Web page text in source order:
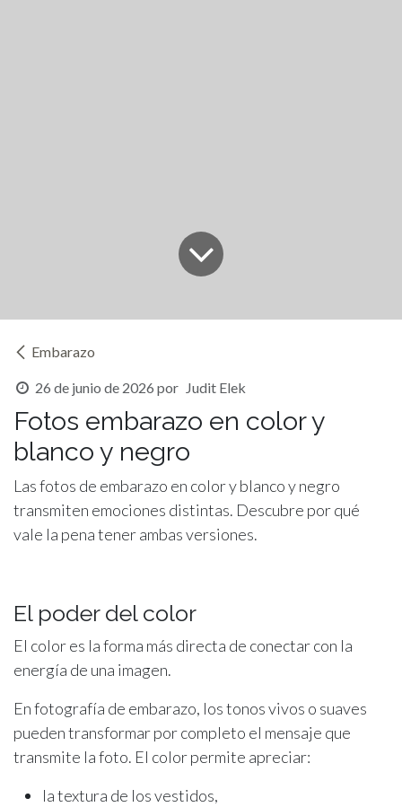
Embarazo
26 de junio de 2026 por Judit Elek
Fotos embarazo en color y
blanco y negro
Las fotos de embarazo en color y blanco y negro
transmiten emociones distintas. Descubre por qué
vale la pena tener ambas versiones.
El poder del color
El color es la forma más directa de conectar con la
energía de una imagen.
En fotografía de embarazo, los tonos vivos o suaves
pueden transformar por completo el mensaje que
transmite la foto. El color permite apreciar:
la textura de los vestidos,